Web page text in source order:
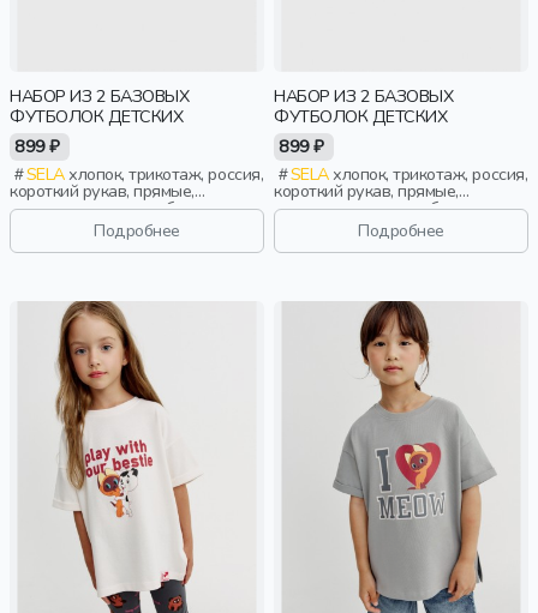
НАБОР ИЗ 2 БАЗОВЫХ
ФУТБОЛОК ДЕТСКИХ
899 ₽
SELAхлопок, трикотаж, россия,
короткий рукав, прямые,
короткие, школа, свободные,
вырез, круглый вырез,
повседневный, спорт, девочки,
дети
Подробнее
НАБОР ИЗ 2 БАЗОВЫХ
ФУТБОЛОК ДЕТСКИХ
899 ₽
SELAхлопок, трикотаж, россия,
короткий рукав, прямые,
короткие, школа, свободные,
вырез, круглый вырез,
повседневный, спорт, мальчики,
дети
Подробнее